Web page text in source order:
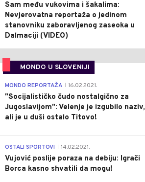
Sam među vukovima i šakalima:
Nevjerovatna reportaža o jedinom
stanovniku zaboravljenog zaseoka u
Dalmaciji (VIDEO)
MONDO U SLOVENIJI
MONDO REPORTAŽA 16.02.2021.
"Socijalističko čudo nostalgično za
Jugoslavijom": Velenje je izgubilo naziv,
ali je u duši ostalo Titovo!
OSTALI SPORTOVI 14.02.2021.
Vujović poslije poraza na debiju: Igrači
Borca kasno shvatili da mogu!